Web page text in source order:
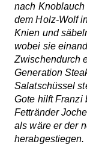
nach
dem Holz-Wolf
Knien und
wobei sie
Zwischendurch
Generation
Salatschüssel
Gote hilft Franzi
Fettränder
als wäre er der
herabgestiegen.